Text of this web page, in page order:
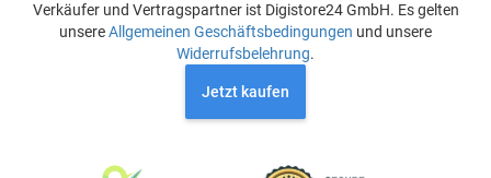
Verkäufer und Vertragspartner ist Digistore24 GmbH. Es gelten
unsereAllgemeinen Geschäftsbedingungen und unsere
Widerrufsbelehrung.
Jetzt kaufen